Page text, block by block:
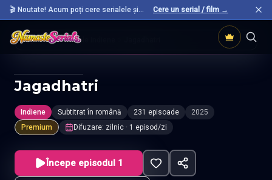
🎬 Noutate! Acum poți cere serialele și
filmele preferate care nu sunt încă pe site.
Cere un serial / film →
Acasă Seriale Indiene
Jagadhatri
Indiene Subtitrat în română 231 episoade
2025
Premium
Difuzare: zilnic · 1 episod/zi
Începe episodul 1